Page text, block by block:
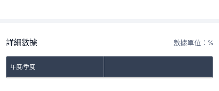
詳細數據 數據單位：%
年度/季度